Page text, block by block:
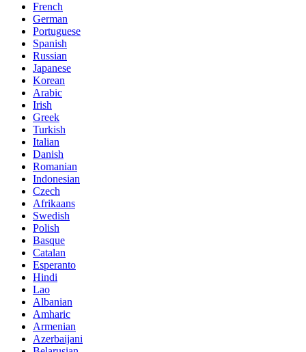
French
German
Portuguese
Spanish
Russian
Japanese
Korean
Arabic
Irish
Greek
Turkish
Italian
Danish
Romanian
Indonesian
Czech
Afrikaans
Swedish
Polish
Basque
Catalan
Esperanto
Hindi
Lao
Albanian
Amharic
Armenian
Azerbaijani